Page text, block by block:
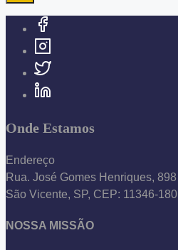
Onde Estamos
Endereço
Rua. José Gomes Henriques, 898
São Vicente, SP, CEP: 11346-180
NOSSA MISSÃO